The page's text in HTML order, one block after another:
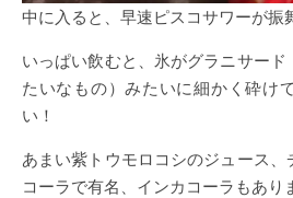
中に入ると、早速ピスコサワーが振
いっぱい飲むと、氷がグラニサー
たいなもの）みたいに細かく砕け
い！
あまい紫トウモロコシのジュース
コーラで有名、インカコーラもあり